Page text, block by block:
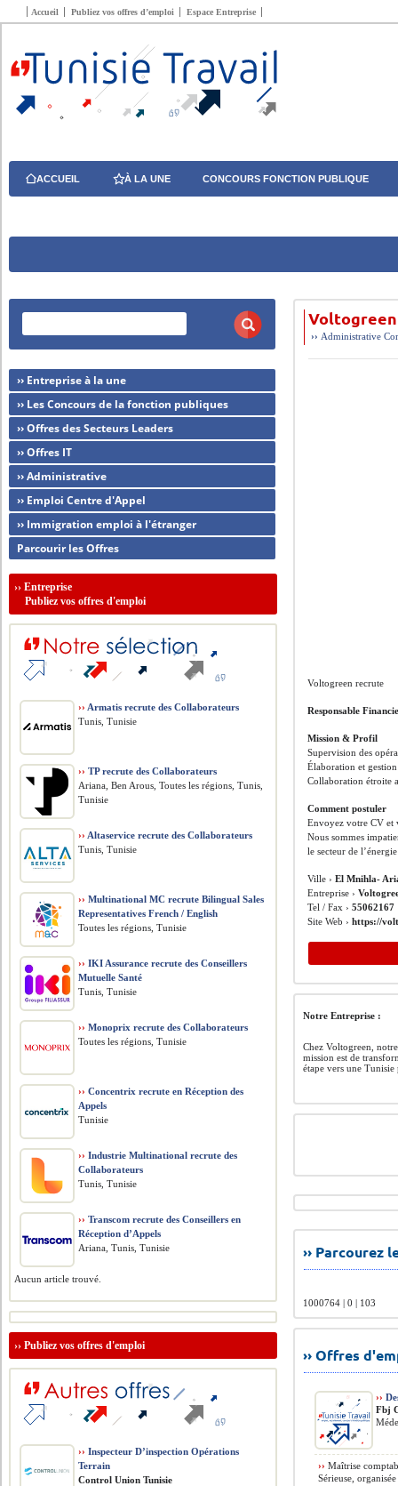
Accueil Publiez vos offres d’emploi Espace Entreprise
ACCUEIL À LA UNE CONCOURS FONCTION PUBLIQUE
›› Administrative
Voltogreen recrute
Responsable
Mission & Profil
Supervision des
Élaboration et
Collaboration étroite
Comment postuler
Envoyez votre CV et
Nous sommes
le secteur de
Ville ›El Mnihla-
Entreprise ›
Tel / Fax ›55062167
Site Web ›https://
Notre Entreprise :
Chez Voltogreen,
mission est de
étape vers une
››
1000764 | 0 | 103
›› Offres
››
Fbj
›› Maîtrise
Sérieuse,
›› Entreprise à la une
›› Les Concours de la fonction publiques
›› Offres des Secteurs Leaders
›› Offres IT
›› Administrative
›› Emploi Centre d'Appel
›› Immigration emploi à l'étranger
Parcourir les Offres
››Entreprise
Publiez vos offres d'emploi
›› Armatis recrute des Collaborateurs
Tunis, Tunisie
›› TP recrute des Collaborateurs
Ariana, Ben Arous, Toutes les régions, Tunis,
Tunisie
›› Altaservice recrute des Collaborateurs
Tunis, Tunisie
›› Multinational MC recrute Bilingual Sales
Representatives French / English
Toutes les régions, Tunisie
›› IKI Assurance recrute des Conseillers
Mutuelle Santé
Tunis, Tunisie
›› Monoprix recrute des Collaborateurs
Toutes les régions, Tunisie
›› Concentrix recrute en Réception des
Appels
Tunisie
›› Industrie Multinational recrute des
Collaborateurs
Tunis, Tunisie
›› Transcom recrute des Conseillers en
Réception d’Appels
Ariana, Tunis, Tunisie
Aucun article trouvé.
››Publiez vos offres d'emploi
›› Inspecteur D’inspection Opérations
Terrain
Control Union Tunisie